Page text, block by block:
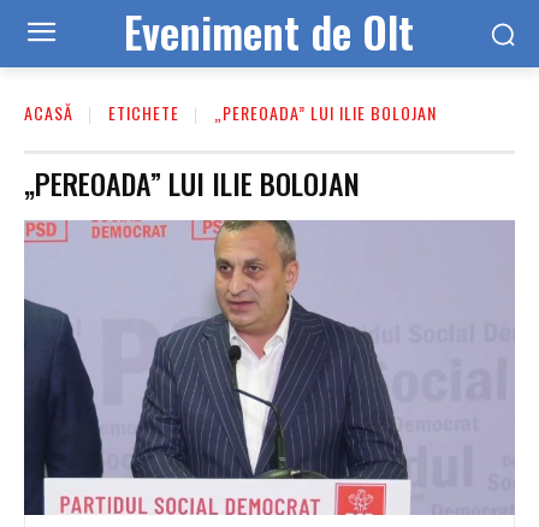
Eveniment de Olt
ACASĂ ETICHETE „PEREOADA” LUI ILIE BOLOJAN
„PEREOADA” LUI ILIE BOLOJAN